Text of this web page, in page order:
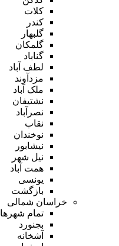
کلات
کندر
گلبهار
گلمکان
گناباد
لطف آباد
مزدآوند
ملک آباد
نشتیفان
نصرآباد
نقاب
نوخندان
نیشابور
نیل شهر
همت آباد
یونسی
بازگشت
خراسان شمالی
تمام شهر‌ها
بجنورد
آشخانه